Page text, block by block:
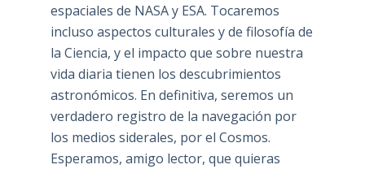
espaciales de NASA y ESA. Tocaremos
incluso aspectos culturales y de filosofía de
la Ciencia, y el impacto que sobre nuestra
vida diaria tienen los descubrimientos
astronómicos. En definitiva, seremos un
verdadero registro de la navegación por
los medios siderales, por el Cosmos.
Esperamos, amigo lector, que quieras